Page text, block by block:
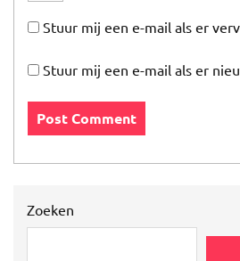
Stuur mij een e-mail als er
Stuur mij een e-mail als er
Zoeken